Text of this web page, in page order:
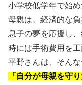
小学校低学年で始め
母親は、経済的な負
息子の夢を応援し、
時には手術費用を
平野さんは、そんな
「自分が母親を守り